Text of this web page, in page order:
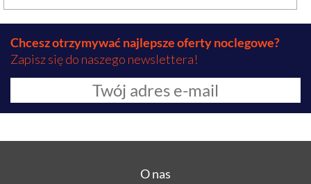
Chcesz otrzymywać najlepsze oferty noclegowe?
Zapisz się do naszego newslettera!
O nas